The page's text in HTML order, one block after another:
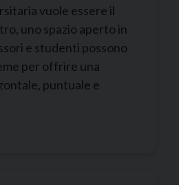
vuole essere il
uno spazio aperto in
e studenti possono
per offrire una
puntuale e